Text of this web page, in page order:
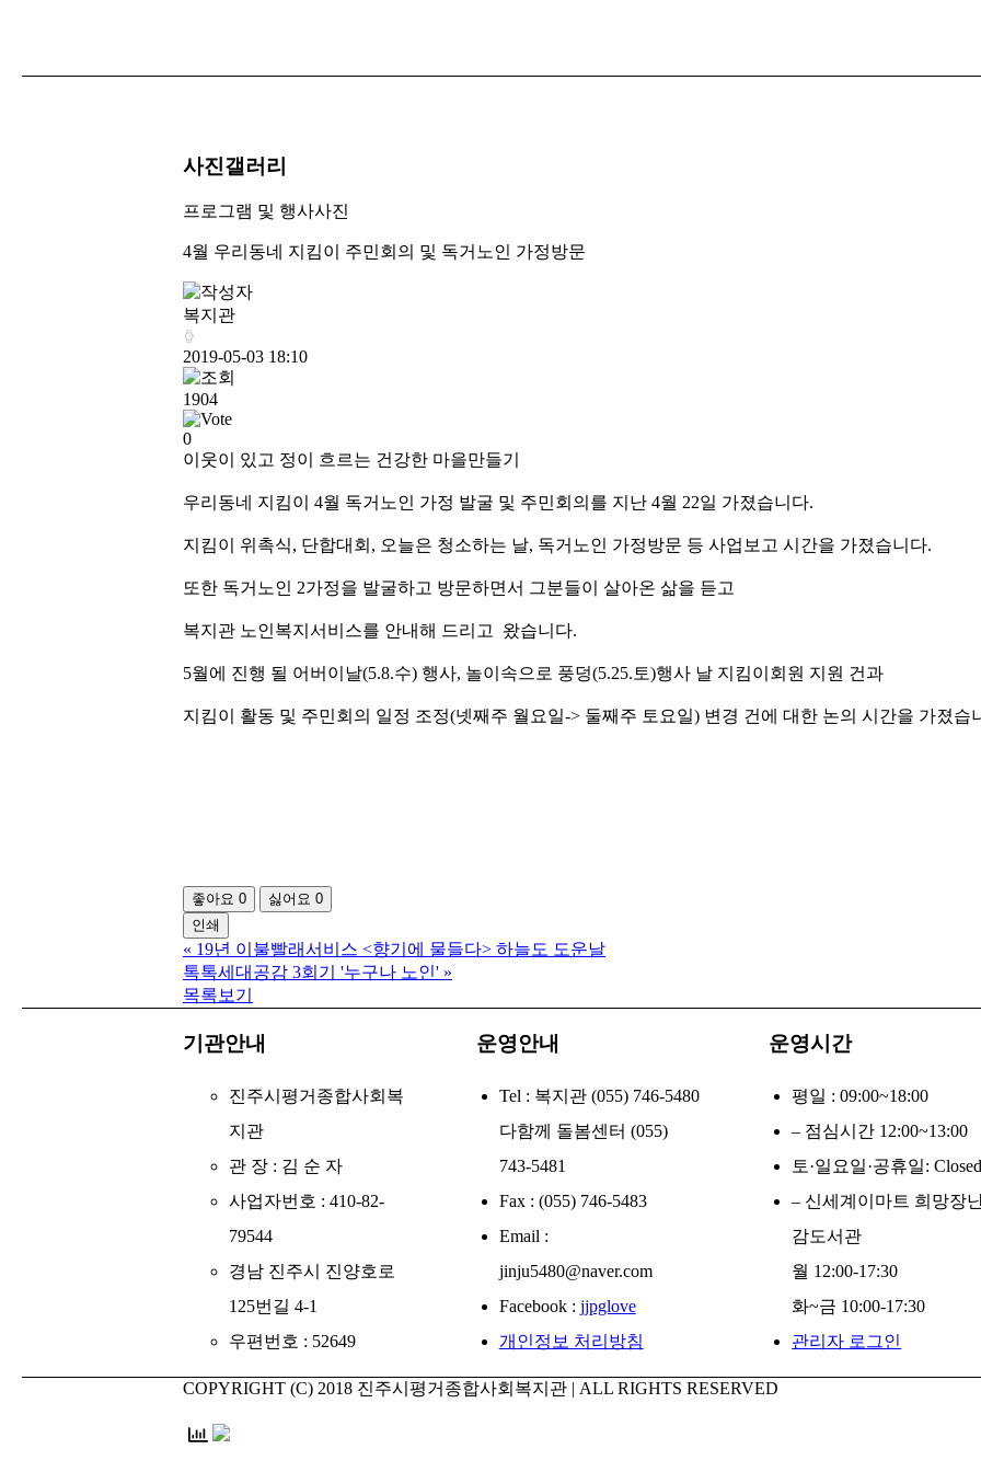
사진갤러리
프로그램 및 행사사진
4월 우리동네 지킴이 주민회의 및 독거노인 가정방문
복지관
2019-05-03 18:10
1904
0
이웃이 있고 정이 흐르는 건강한 마을만들기
우리동네 지킴이 4월 독거노인 가정 발굴 및 주민회의를 지난 4월 22일 가졌습니다.
지킴이 위촉식, 단합대회, 오늘은 청소하는 날, 독거노인 가정방문 등 사업보고 시간을 가졌습니다.
또한 독거노인 2가정을 발굴하고 방문하면서 그분들이 살아온 삶을 듣고
복지관 노인복지서비스를 안내해 드리고 왔습니다.
5월에 진행 될 어버이날(5.8.수) 행사, 놀이속으로 풍덩(5.25.토)행사 날 지킴이회원 지원 건과
지킴이 활동 및 주민회의 일정 조정(넷째주 월요일-> 둘째주 토요일) 변경 건에 대한 논의 시간을 가졌습
좋아요 0 싫어요 0
인쇄
« 19년 이불빨래서비스 <향기에 물들다> 하늘도 도운날
톡톡세대공감 3회기 '누구나 노인' »
목록보기
기관안내
진주시평거종합사회복
지관
관 장 : 김 순 자
사업자번호 : 410-82-
79544
경남 진주시 진양호로
125번길 4-1
우편번호 : 52649
운영안내
Tel : 복지관 (055) 746-5480
다함께 돌봄센터 (055)
743-5481
Fax : (055) 746-5483
Email :
jinju5480@naver.com
Facebook : jjpglove
개인정보 처리방침
운영시간
평일 : 09:00~18:00
– 점심시간 12:00~13:00
토·일요일·공휴일:
– 신세계이마트 희망장
감도서관
월 12:00-17:30
화~금 10:00-17:30
관리자 로그인
COPYRIGHT (C) 2018 진주시평거종합사회복지관 | ALL RIGHTS RESERVED